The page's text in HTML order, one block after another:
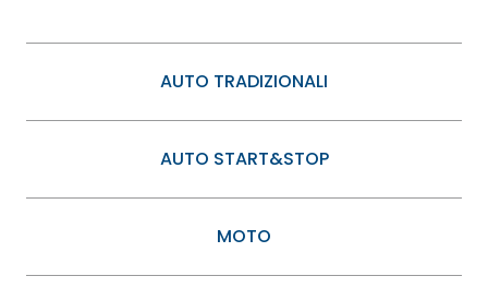
AUTO TRADIZIONALI
AUTO START&STOP
MOTO